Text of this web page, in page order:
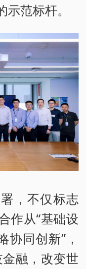
范标杆。
，不仅标志
作从“基础设
协同创新”，
融，改变世